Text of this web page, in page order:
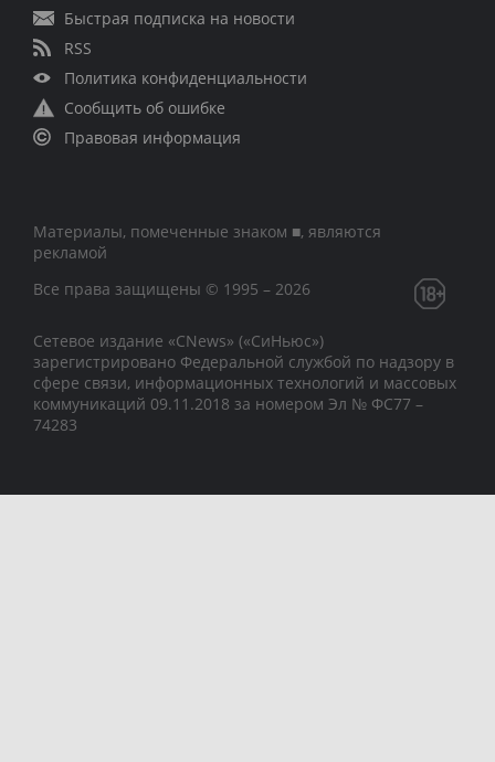
Быстрая подписка на новости
RSS
Политика конфиденциальности
Сообщить об ошибке
Правовая информация
Материалы, помеченные знаком ■, являются
рекламой
Все права защищены © 1995 – 2026
Сетевое издание «CNews» («СиНьюс»)
зарегистрировано Федеральной службой по надзору в
сфере связи, информационных технологий и массовых
коммуникаций 09.11.2018 за номером Эл № ФС77 –
74283